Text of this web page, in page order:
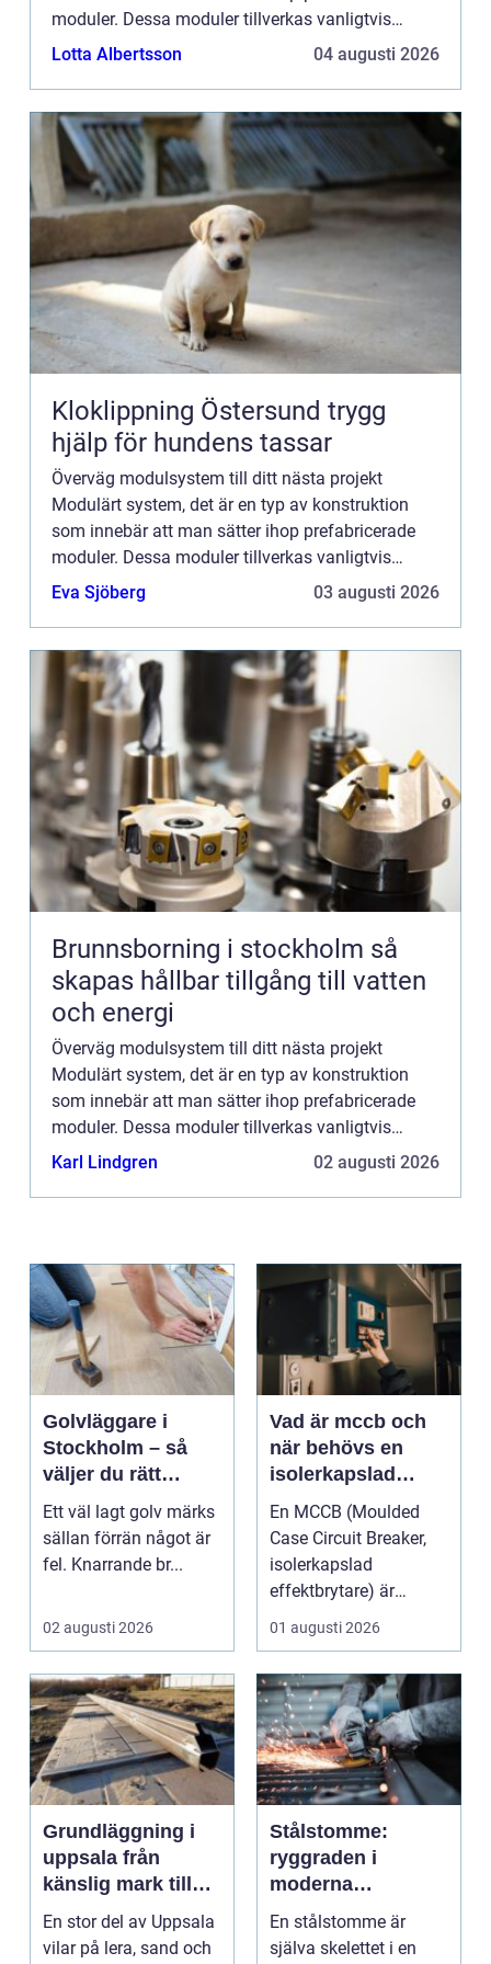
moduler. Dessa moduler tillverkas vanligtvis
utanför byggplatsen och förs sedan till
Lotta Albertsson 04 augusti 2026
Kloklippning Östersund trygg
hjälp för hundens tassar
Överväg modulsystem till ditt nästa projekt
Modulärt system, det är en typ av konstruktion
som innebär att man sätter ihop prefabricerade
moduler. Dessa moduler tillverkas vanligtvis
utanför byggplatsen och förs sedan till
Eva Sjöberg 03 augusti 2026
Brunnsborning i stockholm så
skapas hållbar tillgång till vatten
och energi
Överväg modulsystem till ditt nästa projekt
Modulärt system, det är en typ av konstruktion
som innebär att man sätter ihop prefabricerade
moduler. Dessa moduler tillverkas vanligtvis
utanför byggplatsen och förs sedan till
Karl Lindgren 02 augusti 2026
Golvläggare i
Stockholm – så
väljer du rätt
hantverkare för
hållbara golv
Ett väl lagt golv märks
sällan förrän något är
fel. Knarrande br...
02 augusti 2026
Vad är mccb och
när behövs en
isolerkapslad
effektbrytare?
En MCCB (Moulded
Case Circuit Breaker,
isolerkapslad
effektbrytare) är
hjärtat i många
moderna elför...
01 augusti 2026
Grundläggning i
uppsala från
känslig mark till
stabila
konstruktioner
En stor del av Uppsala
vilar på lera, sand och
Stålstomme:
ryggraden i
moderna
hallbyggnader
En stålstomme är
själva skelettet i en